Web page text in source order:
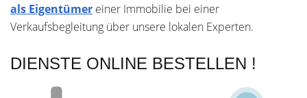
als Eigentümer einer Immobilie bei einer
Verkaufsbegleitung über unsere lokalen Experten.
DIENSTE ONLINE BESTELLEN !